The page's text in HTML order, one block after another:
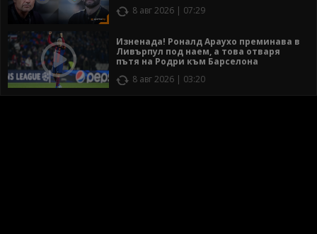
8 авг 2026 | 07:29
Изненада! Роналд Араухо преминава в
Ливърпул под наем, а това отваря
пътя на Родри към Барселона
8 авг 2026 | 03:20